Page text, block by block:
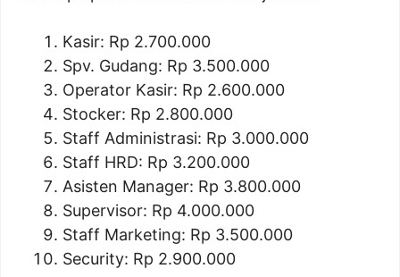
Kasir: Rp 2.700.000
Spv. Gudang: Rp 3.500.000
Operator Kasir: Rp 2.600.000
Stocker: Rp 2.800.000
Staff Administrasi: Rp 3.000.000
Staff HRD: Rp 3.200.000
Asisten Manager: Rp 3.800.000
Supervisor: Rp 4.000.000
Staff Marketing: Rp 3.500.000
Security: Rp 2.900.000